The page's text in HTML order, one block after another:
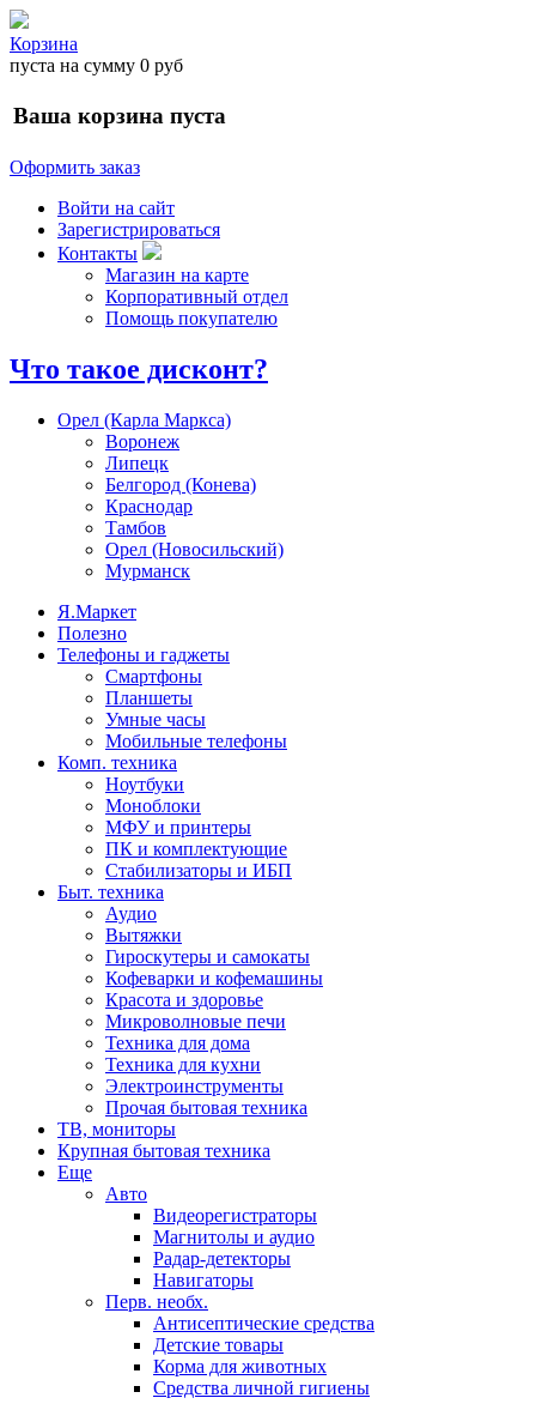
Корзина
пуста на сумму 0 руб
Ваша корзина пуста
Оформить заказ
Войти на сайт
Зарегистрироваться
Контакты
Магазин на карте
Корпоративный отдел
Помощь покупателю
Что такое дисконт?
Орел (Карла Маркса)
Воронеж
Липецк
Белгород (Конева)
Краснодар
Тамбов
Орел (Новосильский)
Мурманск
Я.Маркет
Полезно
Телефоны и гаджеты
Смартфоны
Планшеты
Умные часы
Мобильные телефоны
Комп. техника
Ноутбуки
Моноблоки
МФУ и принтеры
ПК и комплектующие
Стабилизаторы и ИБП
Быт. техника
Аудио
Вытяжки
Гироскутеры и самокаты
Кофеварки и кофемашины
Красота и здоровье
Микроволновые печи
Техника для дома
Техника для кухни
Электроинструменты
Прочая бытовая техника
ТВ, мониторы
Крупная бытовая техника
Еще
Авто
Видеорегистраторы
Магнитолы и аудио
Радар-детекторы
Навигаторы
Перв. необх.
Антисептические средства
Детские товары
Корма для животных
Средства личной гигиены